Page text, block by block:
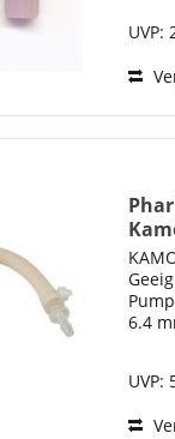
UVP:
6.4
UVP: